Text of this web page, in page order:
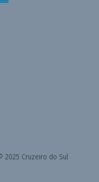
Cruzeiro do Sul